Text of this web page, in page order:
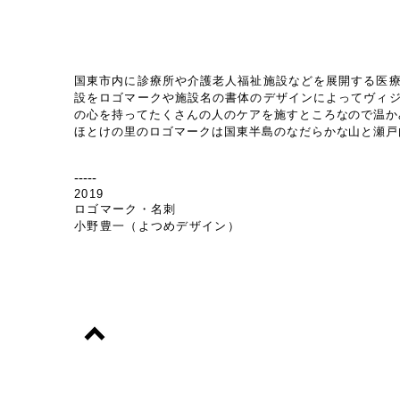
国東市内に診療所や介護老人福祉施設などを展開する医
設をロゴマークや施設名の書体のデザインによってヴィ
の心を持ってたくさんの人のケアを施すところなので温
ほとけの里のロゴマークは国東半島のなだらかな山と瀬
​-----
2019
ロゴマーク・名刺
小野豊一（よつめデザイン）